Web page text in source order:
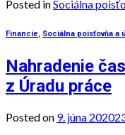
Posted inSociálna
Financie, Sociálna poisťovňa a
Nahradenie
z Úradu práce
Posted on 9. júna 2020